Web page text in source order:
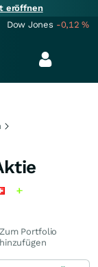
eröffnen
Dow Jones -0,12%
Zum Portfolio
hinzufügen